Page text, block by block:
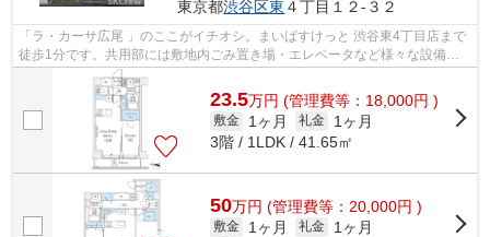
東京都渋谷区東 ４丁目１２-３２
「ラ・カーサ広尾 」のここがイチオシ。まいばすけっと 渋谷東4丁目店まで
徒歩1分です。共用部には敷地内ごみ置き場・エレベータなど様々な設備や
サービスが揃っているので便利です。...
23.5万円 (管理費等：18,000円 )
敷金 1ヶ月 礼金
1ヶ月
3階 / 1LDK / 41.65㎡
50万円 (管理費等：20,000円 )
敷金 1ヶ月 礼金
1ヶ月